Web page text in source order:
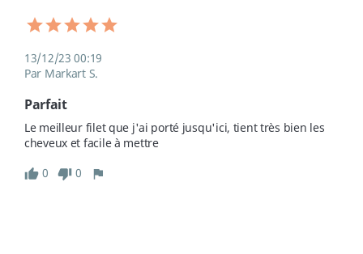
13/12/23 00:19
Par Markart S.
Parfait
Le meilleur filet que j'ai porté jusqu'ici, tient très bien les
cheveux et facile à mettre
0
0